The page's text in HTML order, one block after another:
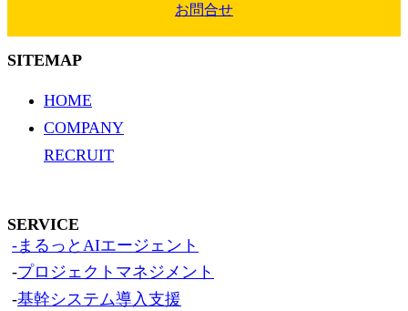
お問合せ
SITEMAP
HOME
COMPANY
RECRUIT
SERVICE
-まるっとAIエージェント
-プロジェクトマネジメント
-基幹システム導入支援